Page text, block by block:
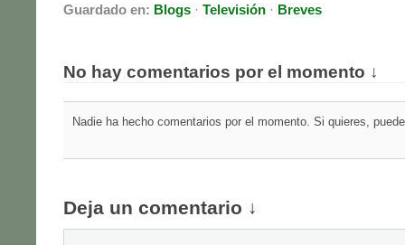
Guardado en: Blogs · Televisión · Breves
No hay comentarios por el momento ↓
Nadie ha hecho comentarios por el momento. Si quieres,
Deja un comentario ↓